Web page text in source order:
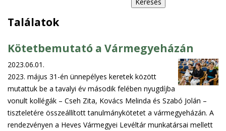
w
Találatok
Kötetbemutató a Vármegyeházán
2023.06.01.
2023. május 31-én ünnepélyes keretek között
mutattuk be a tavalyi év második felében nyugdíjba
vonult kollégák – Cseh Zita, Kovács Melinda és Szabó Jolán –
tiszteletére összeállított tanulmánykötetet a vármegyeházán. A
rendezvényen a Heves Vármegyei Levéltár munkatársai mellett